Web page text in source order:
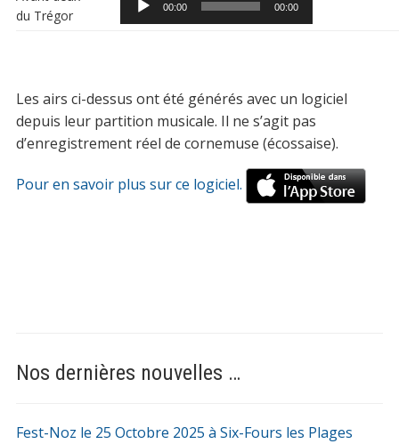
du Trégor
audio
00:00 00:00
Les airs ci-dessus ont été générés avec un logiciel
depuis leur partition musicale. Il ne s’agit pas
d’enregistrement réel de cornemuse (écossaise).
Pour en savoir plus sur ce logiciel.
Nos dernières nouvelles …
Fest-Noz le 25 Octobre 2025 à Six-Fours les Plages